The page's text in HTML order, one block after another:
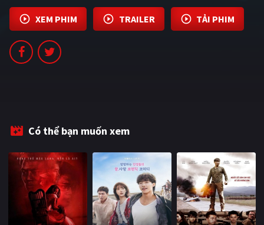
PHIM LẺ
PHIM CHIẾU RẠP
XEM PHIM TRAILER TẢI PHIM
Có thể bạn muốn xem